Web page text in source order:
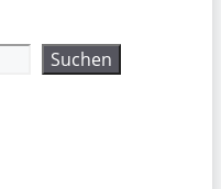
Suchen